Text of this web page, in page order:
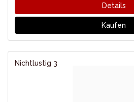
Details
Kaufen
Nichtlustig 3